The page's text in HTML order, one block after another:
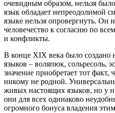
очевидным образом, нельзя
язык обладает непреодолимой
языке нельзя опровергнуть. Он
человечество к согласию по
и конфликты.
В конце XIX века было создано
языков – воляпюк, сольресоль,
значение приобретает тот факт,
никому не родной.
живых настоящих языков, но у
они для всех одинаково
огромного бонуса владения